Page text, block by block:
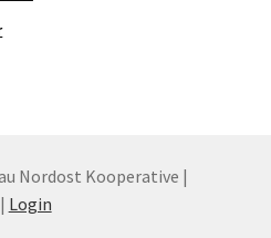
Nordost Kooperative |
| Login